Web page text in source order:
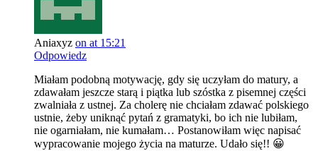
Aniaxyz on at 15:21
Odpowiedz
Miałam podobną motywację, gdy się uczyłam do matury, a
zdawałam jeszcze starą i piątka lub szóstka z pisemnej części
zwalniała z ustnej. Za cholerę nie chciałam zdawać polskiego
ustnie, żeby uniknąć pytań z gramatyki, bo ich nie lubiłam,
nie ogarniałam, nie kumałam… Postanowiłam więc napisać
wypracowanie mojego życia na maturze. Udało się!! 😀